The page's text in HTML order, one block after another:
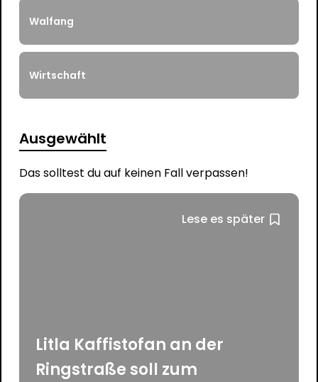
Walfang
Wirtschaft
Ausgewählt
Das solltest du auf keinen Fall verpassen!
Lese es später
Litla Kaffistofan an der
Ringstraße soll zum